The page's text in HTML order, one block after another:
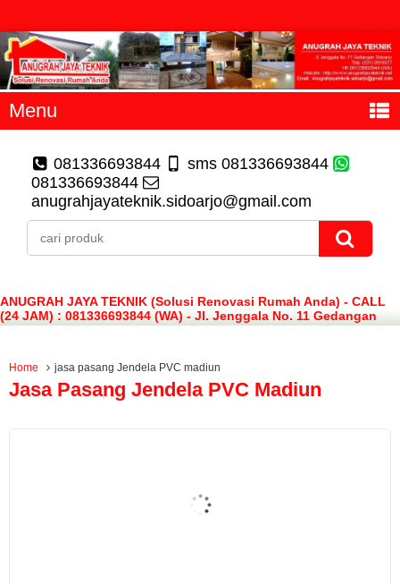
Menu
081336693844
sms 081336693844
081336693844
anugrahjayateknik.sidoarjo@gmail.com
ANUGRAH JAYA TEKNIK (Solusi Renovasi Rumah Anda) - CALL
(24 JAM) : 081336693844 (WA) - Jl. Jenggala No. 11 Gedangan
Sidoarjo
Home jasa pasang Jendela PVC madiun
Jasa Pasang Jendela PVC Madiun